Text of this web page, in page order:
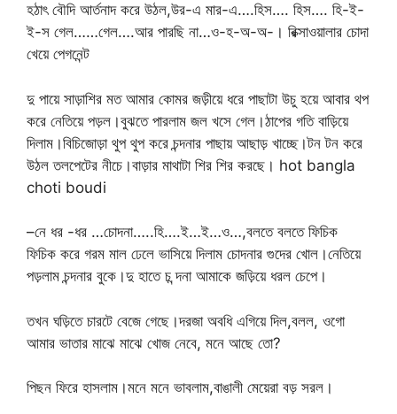
হঠাৎ বৌদি আর্তনাদ করে উঠল,উর-এ মার-এ….হিস…. হিস…. হি-ই-
ই-স গেল……গেল….আর পারছি না…ও-হ-অ-অ-। রিক্সাওয়ালার চোদা
খেয়ে পেগনেন্ট
দু পায়ে সাড়াশির মত আমার কোমর জড়ীয়ে ধরে পাছাটা উচু হয়ে আবার থপ
করে নেতিয়ে পড়ল।বুঝতে পারলাম জল খসে গেল।ঠাপের গতি বাড়িয়ে
দিলাম।বিচিজোড়া থুপ থুপ করে চন্দনার পাছায় আছাড় খাচ্ছে।টন টন করে
উঠল তলপেটের নীচে।বাড়ার মাথাটা শির শির করছে। hot bangla
choti boudi
–নে ধর -ধর …চোদনা…..হি….ই…ই…ও…,বলতে বলতে ফিচিক
ফিচিক করে গরম মাল ঢেলে ভাসিয়ে দিলাম চোদনার গুদের খোল।নেতিয়ে
পড়লাম চন্দনার বুকে।দু হাতে চ ন্দনা আমাকে জড়িয়ে ধরল চেপে।
তখন ঘড়িতে চারটে বেজে গেছে।দরজা অবধি এগিয়ে দিল,বলল, ওগো
আমার ভাতার মাঝে মাঝে খোজ নেবে, মনে আছে তো?
পিছন ফিরে হাসলাম।মনে মনে ভাবলাম,বাঙালী মেয়েরা বড় সরল।